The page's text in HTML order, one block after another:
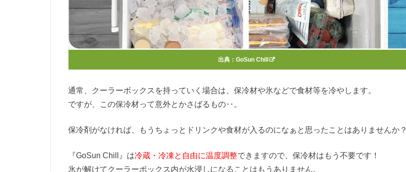
出典：GoSun Chill
通常、クーラーボックスを持っていく場合は、保冷材や氷などで食材等を冷やします。
ですが、この保冷材って意外とかさばるもの‥。
保冷剤がなければ、もうちょっとドリンクや食材が入るのになぁと思ったことはありませんか？
『GoSun Chill』は冷蔵・冷凍と自由に温度調整できますので、保冷材はもう不要です！
氷が解けてクーラーボックス内が水浸しになることはもうありません。